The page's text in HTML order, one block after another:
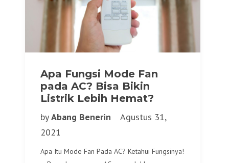
Apa Fungsi Mode Fan
pada AC? Bisa Bikin
Listrik Lebih Hemat?
byAbang Benerin
Agustus 31,
2021
Apa Itu Mode Fan Pada AC? Ketahui Fungsinya!